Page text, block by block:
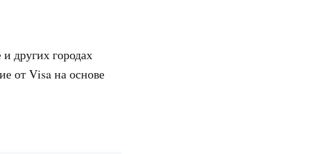
других городах
от Visa на основе